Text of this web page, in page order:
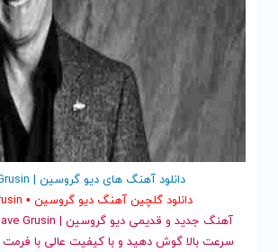
دانلود آهنگ های دیو گروسین | Dave Grusin
دانلود گلچین آهنگ دیو گروسین • Dave Grusin
آهنگ جدید
سرعت بالا گوش دهید و با کیفیت عالی با فرمت mp3 دانلود کنید